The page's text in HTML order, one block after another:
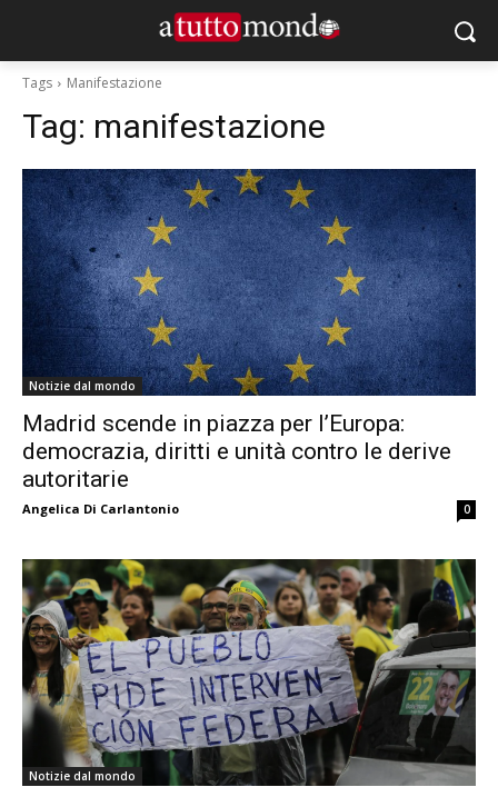
Tags Manifestazione
Tag: manifestazione
Notizie dal mondo
Madrid scende in piazza per l’Europa:
democrazia, diritti e unità contro le derive
autoritarie
Angelica Di Carlantonio 0
Notizie dal mondo